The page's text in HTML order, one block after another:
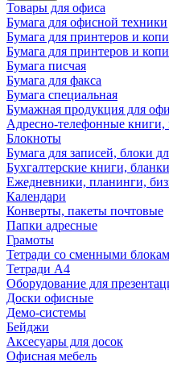
Товары для офиса
Бумага для офисной техники
Бумага для принтеров и
Бумага для принтеров и
Бумага писчая
Бумага для факса
Бумага специальная
Бумажная продукция для
Адресно-телефонные
Блокноты
Бумага для записей, блоки
Бухгалтерские книги, бланки
Ежедневники, планинги,
Календари
Конверты, пакеты почтовые
Папки адресные
Грамоты
Тетради со сменными
Тетради А4
Оборудование для
Доски офисные
Демо-системы
Бейджи
Аксесуары для досок
Офисная мебель